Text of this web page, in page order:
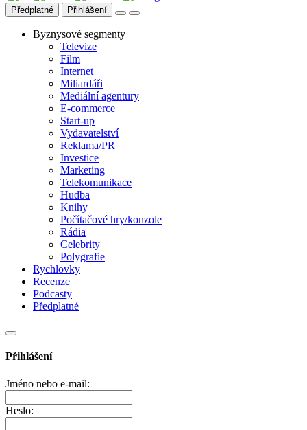
Předplatné Přihlášení
Byznysové segmenty
Televize
Film
Internet
Miliardáři
Mediální agentury
E-commerce
Start-up
Vydavatelství
Reklama/PR
Investice
Marketing
Telekomunikace
Hudba
Knihy
Počítačové hry/konzole
Rádia
Celebrity
Polygrafie
Rychlovky
Recenze
Podcasty
Předplatné
Přihlášení
Jméno nebo e-mail:
Heslo: